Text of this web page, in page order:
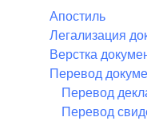
Апостиль
Легализация
Верстка
Перевод
Перевод
Перевод